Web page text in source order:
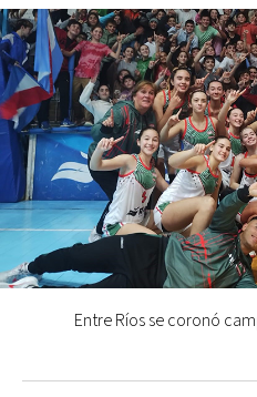
Entre Ríos se coronó